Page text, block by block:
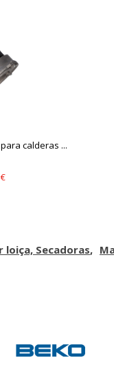
calderas ...
loiça, Secadoras
También puedes